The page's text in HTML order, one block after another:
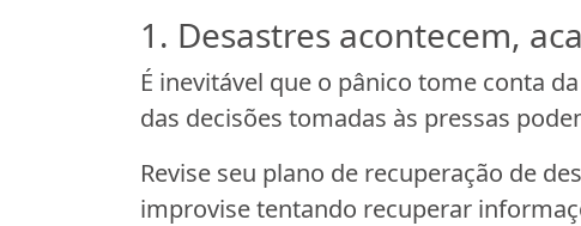
1. Desastres acontecem,
É inevitável que o pânico tome conta
das decisões tomadas às pressas
Revise seu plano de recuperação de
improvise tentando recuperar